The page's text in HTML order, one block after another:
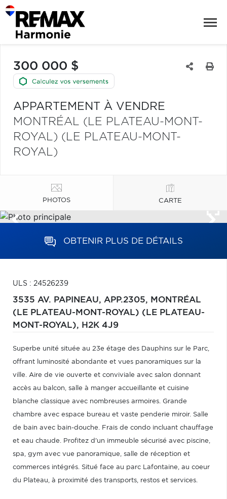
300 000 $
APPARTEMENT À VENDRE
MONTRÉAL (LE PLATEAU-MONT-
ROYAL) (LE PLATEAU-MONT-
ROYAL)
PHOTOS CARTE
OBTENIR PLUS DE DÉTAILS
ULS : 24526239
3535 AV. PAPINEAU, APP.2305, MONTRÉAL
(LE PLATEAU-MONT-ROYAL) (LE PLATEAU-
MONT-ROYAL), H2K 4J9
Superbe unité située au 23e étage des Dauphins sur le Parc,
offrant luminosité abondante et vues panoramiques sur la
ville. Aire de vie ouverte et conviviale avec salon donnant
accès au balcon, salle à manger accueillante et cuisine
blanche classique avec nombreuses armoires. Grande
chambre avec espace bureau et vaste penderie miroir. Salle
de bain avec bain-douche. Frais de condo incluant chauffage
et eau chaude. Profitez d'un immeuble sécurisé avec piscine,
spa, gym avec vue panoramique, salle de réception et
commerces intégrés. Situé face au parc Lafontaine, au coeur
du Plateau, à proximité des transports, restos et services.